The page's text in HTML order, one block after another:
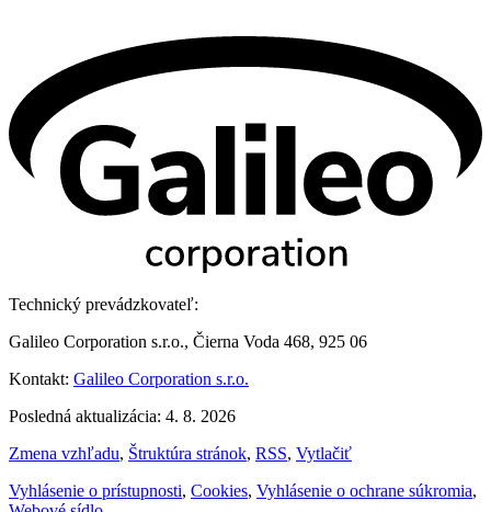
Technický prevádzkovateľ:
Galileo Corporation s.r.o., Čierna Voda 468, 925 06
Kontakt: Galileo Corporation s.r.o.
Posledná aktualizácia: 4. 8. 2026
Zmena vzhľadu, Štruktúra stránok, RSS, Vytlačiť
Vyhlásenie o prístupnosti, Cookies, Vyhlásenie o ochrane súkromia,